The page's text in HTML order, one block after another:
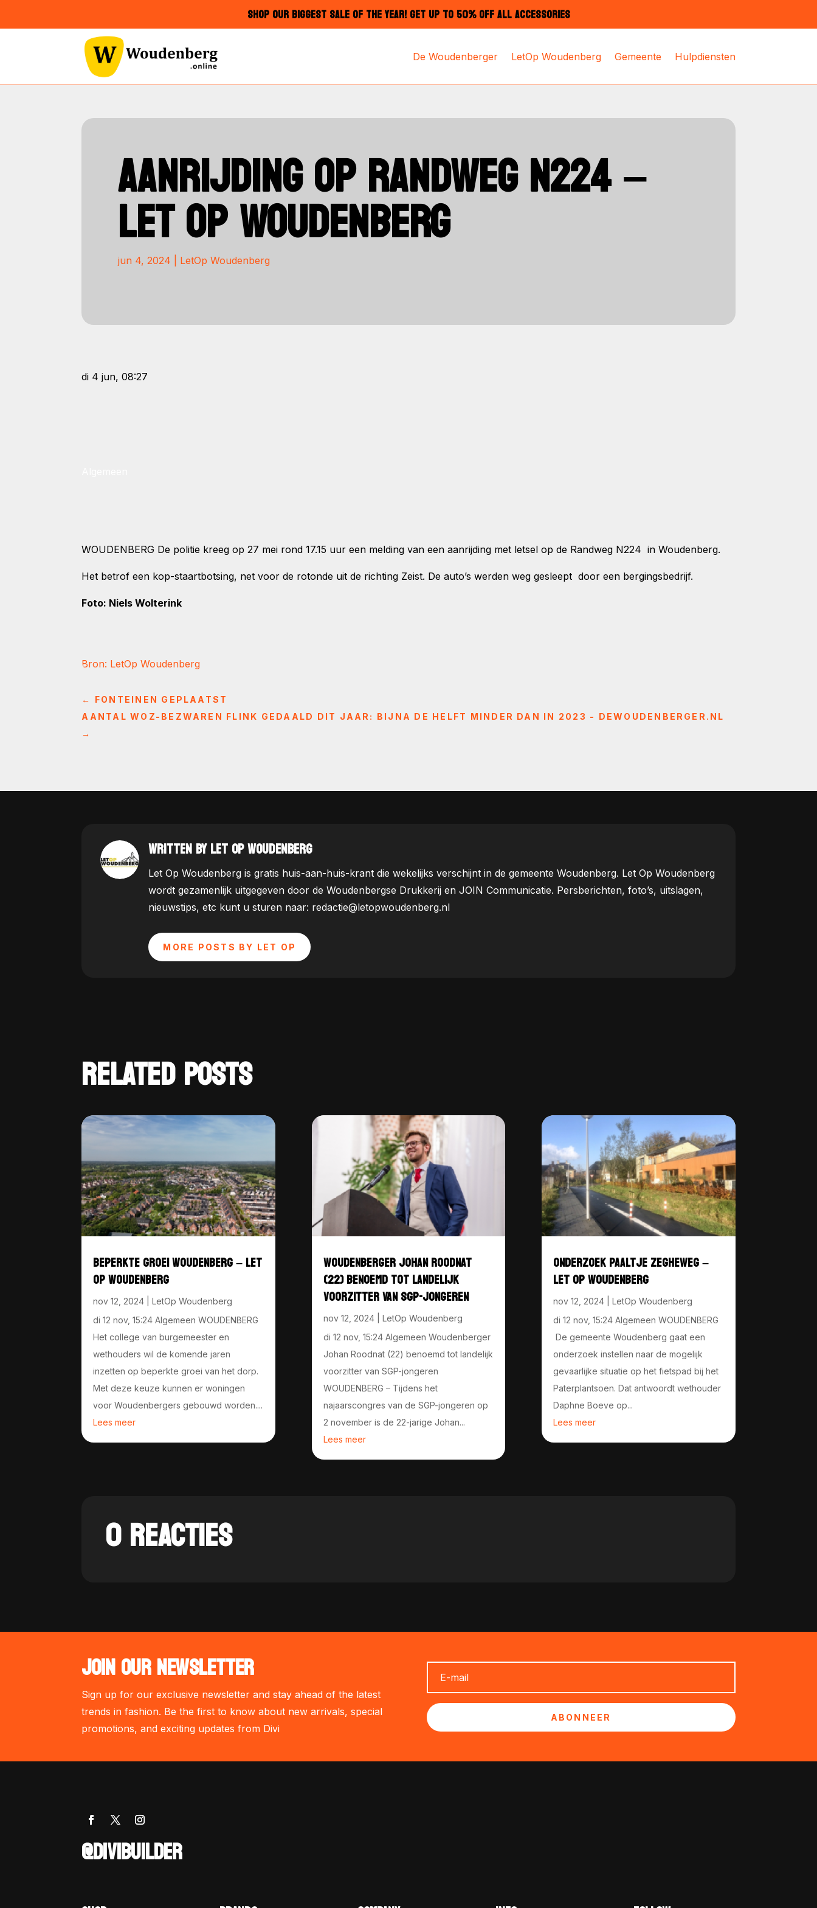
SHOP OUR BIGGEST SALE OF THE YEAR! GET UP TO 50% OFF ALL ACCESSORIES
De Woudenberger LetOp Woudenberg Gemeente Hulpdiensten
AANRIJDING OP RANDWEG N224 –
LET OP WOUDENBERG
jun 4, 2024 LetOp Woudenberg
di 4 jun, 08:27
WOUDENBERG De politie kreeg op 27 mei rond 17.15 uur een melding van een aanrijding met letsel op de Randweg N224 in Woudenberg.
Het betrof een kop-staartbotsing, net voor de rotonde uit de richting Zeist. De auto’s werden weg gesleept door een bergingsbedrijf.
Foto: Niels Wolterink
Bron: LetOp Woudenberg
← FONTEINEN GEPLAATST
AANTAL WOZ-BEZWAREN FLINK GEDAALD DIT JAAR: BIJNA DE HELFT MINDER DAN IN 2023 - DEWOUDENBERGER.NL
→
WRITTEN BY LET OP WOUDENBERG
Let Op Woudenberg is gratis huis-aan-huis-krant die wekelijks verschijnt in de gemeente Woudenberg. Let Op Woudenberg
wordt gezamenlijk uitgegeven door de Woudenbergse Drukkerij en JOIN Communicatie. Persberichten, foto’s, uitslagen,
nieuwstips, etc kunt u sturen naar: redactie@letopwoudenberg.nl
MORE POSTS BY LET OP
RELATED POSTS
BEPERKTE GROEI WOUDENBERG – LET
OP WOUDENBERG
nov 12, 2024 |LetOp Woudenberg
di 12 nov, 15:24 Algemeen WOUDENBERG
Het college van burgemeester en
wethouders wil de komende jaren
inzetten op beperkte groei van het dorp.
Met deze keuze kunnen er woningen
voor Woudenbergers gebouwd worden....
Lees meer
WOUDENBERGER JOHAN ROODNAT
(22) BENOEMD TOT LANDELIJK
VOORZITTER VAN SGP-JONGEREN
nov 12, 2024| LetOp Woudenberg
di 12 nov, 15:24 Algemeen Woudenberger
Johan Roodnat (22) benoemd tot landelijk
voorzitter van SGP-jongeren
WOUDENBERG – Tijdens het
najaarscongres van de SGP-jongeren op
2 november is de 22-jarige Johan...
Lees meer
ONDERZOEK PAALTJE ZEGHEWEG –
LET OP WOUDENBERG
nov 12, 2024| LetOp Woudenberg
di 12 nov, 15:24 Algemeen WOUDENBERG
De gemeente Woudenberg gaat een
onderzoek instellen naar de mogelijk
gevaarlijke situatie op het fietspad bij het
Paterplantsoen. Dat antwoordt wethouder
Daphne Boeve op...
Lees meer
0 REACTIES
JOIN OUR NEWSLETTER
Sign up for our exclusive newsletter and stay ahead of the latest
trends in fashion. Be the first to know about new arrivals, special
promotions, and exciting updates from Divi
ABONNEER
@DIVIBUILDER